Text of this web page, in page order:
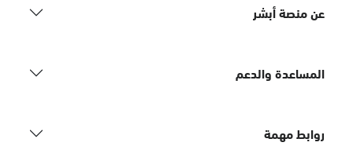
عن منصة أبشر
المساعدة والدعم
روابط مهمة